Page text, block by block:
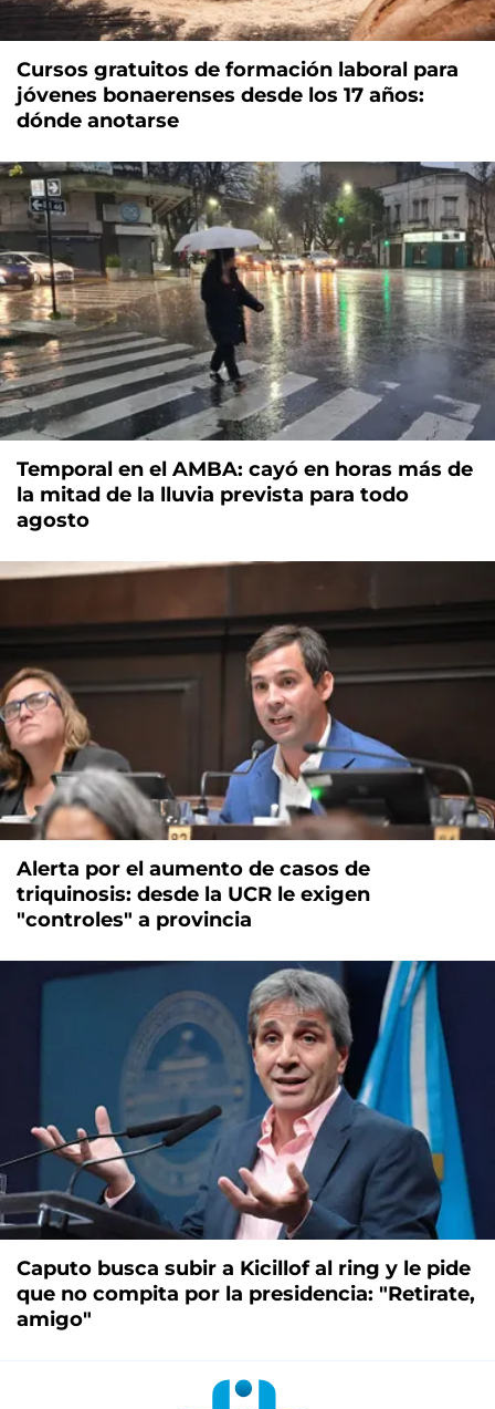
Cursos gratuitos de formación laboral para
jóvenes bonaerenses desde los 17 años:
dónde anotarse
Temporal en el AMBA: cayó en horas más de
la mitad de la lluvia prevista para todo
agosto
Alerta por el aumento de casos de
triquinosis: desde la UCR le exigen
"controles" a provincia
Caputo busca subir a Kicillof al ring y le pide
que no compita por la presidencia: "Retirate,
amigo"